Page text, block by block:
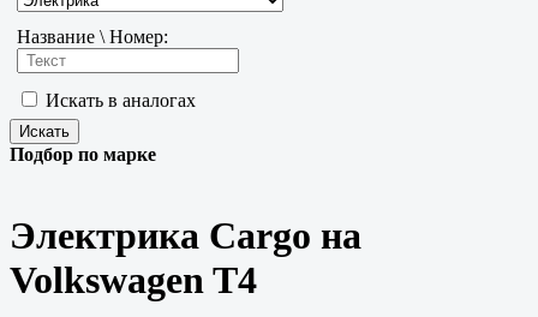
Название \ Номер:
Искать в аналогах
Подбор по марке
Электрика Cargo на
Volkswagen T4